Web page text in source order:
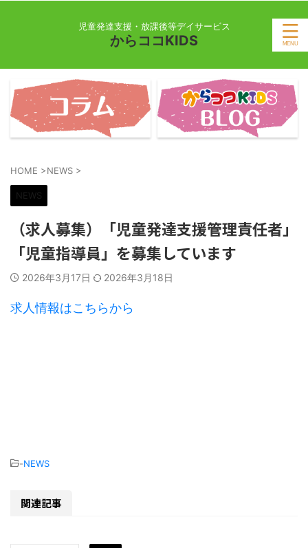
児童発達支援・放課後等デイサービス
からココKIDS
HOME >NEWS >
NEWS
（求人募集）「児童発達支援管理責任者」
「児童指導員」を募集しています
2026年3月17日 2026年3月18日
求人情報はこちらから
-NEWS
関連記事